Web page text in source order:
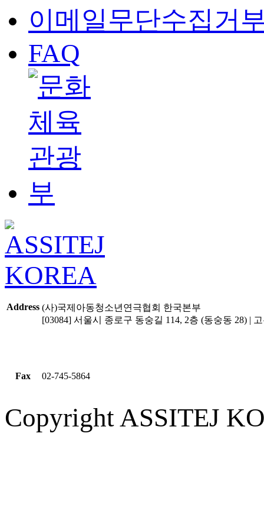
이메일무단수집거
FAQ
Address (사)국제아동청소년연극협회 한국본부
[03084] 서울시 종로구 동숭길 114, 2층 (동숭동 28) |
Fax 02-745-5864
Copyright ASSITEJ